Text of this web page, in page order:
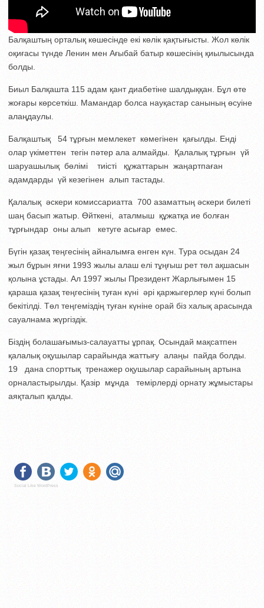
Балқаштың орталық көшесінде екі көлік қақтығысты. Жол көлік
оқиғасы түнде Ленин мен Ағыбай батыр көшесінің қиылысында
болды.
Биыл Балқашта 115 адам қант диабетіне шалдыққан. Бұл өте
жоғары көрсеткіш. Мамандар болса науқастар санының өсуіне
алаңдаулы.
Балқаштық 54 тұрғын мемлекет көмегінен қағылды. Енді
олар үкіметтен тегін пәтер ала алмайды. Қалалық тұрғын үй
шаруашылық бөлімі тиісті құжаттарын жаңартпаған
адамдарды үй кезегінен алып тастады.
Қалалық әскери комиссариатта 700 азаматтың әскери билеті
шаң басып жатыр. Өйткені, аталмыш құжатқа ие болған
тұрғындар оны алып кетуге асығар емес.
Бүгін қазақ теңгесінің айналымға енген күн. Тура осыдан 24
жыл бұрын яғни 1993 жылы алаш елі тұңғыш рет төл ақшасын
қолына ұстады. Ал 1997 жылы Президент Жарлығымен 15
қараша қазақ теңгесінің туған күні әрі қаржыгерлер күні болып
бекітілді. Төл теңгеміздің туған күніне орай біз халық арасында
сауалнама жүргіздік.
Біздің болашағымыз-салауатты ұрпақ. Осындай мақсатпен
қалалық оқушылар сарайында жаттығу алаңы пайда болды.
19 дана спорттық тренажер оқушылар сарайының артына
орналастырылды. Қазір мұнда темірлерді орнату жұмыстары
аяқталып қалды.
Social Like WordPress